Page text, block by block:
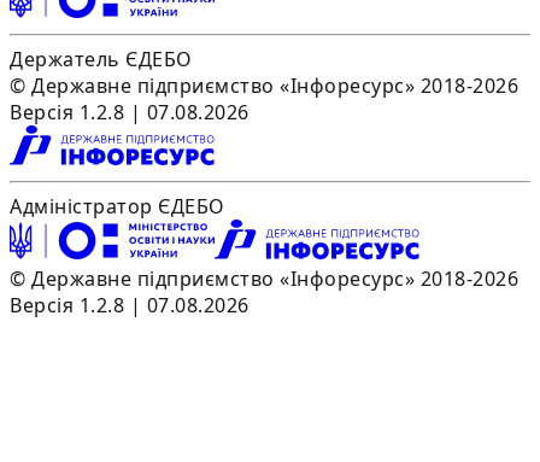
Держатель ЄДЕБО
© Державне підприємство «Інфоресурс» 2018-2026
Версія 1.2.8 | 07.08.2026
Адміністратор ЄДЕБО
© Державне підприємство «Інфоресурс» 2018-2026
Версія 1.2.8 | 07.08.2026